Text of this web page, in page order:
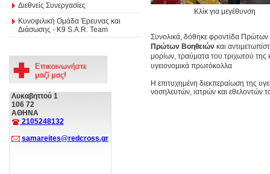
Διεθνείς Συνεργασίες
Κυνοφιλική Ομάδα Έρευνας και
Διάσωσης - Κ9 S.A.R. Team
Λυκαβηττού 1
106 72
ΑΘΗΝΑ
2105248132
samareites@redcross.gr
Κλίκ για μεγέθυνση
Συνολικά, δόθηκε φροντίδα Πρώτων
Πρώτων Βοηθειών και
μορίων, τραύματα του τριχωτού της
υγειονομικά πρωτόκολλα
Η επιτυχημένη διεκπεραίωση της
νοσηλευτών, ιατρών και εθελοντών